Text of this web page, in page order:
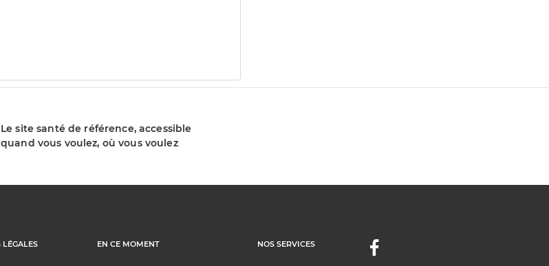
Le site santé de référence, accessible
quand vous voulez, où vous voulez
EN CE MOMENT NOS SERVICES Facebook